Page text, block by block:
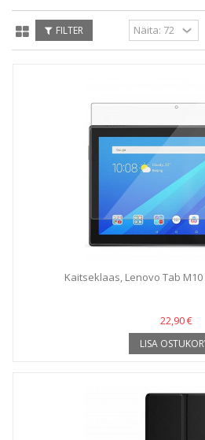
FILTER
Kaitseklaas, Lenovo Tab M10
22,90 €
LISA